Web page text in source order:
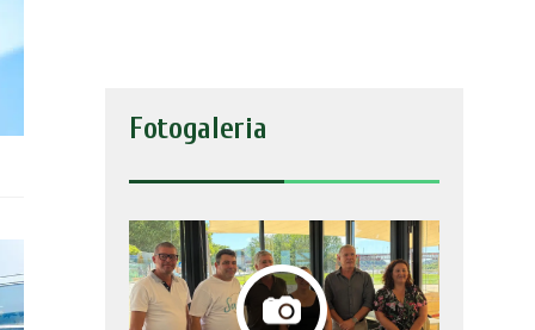
Fotogaleria